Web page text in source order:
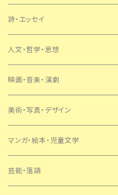
日本
外国
SF・ミステリー
詩・エッセイ
人文・哲学・思想
映画・音楽・演劇
美術・写真・デザイン
マンガ・絵本・児童文学
芸能・落語